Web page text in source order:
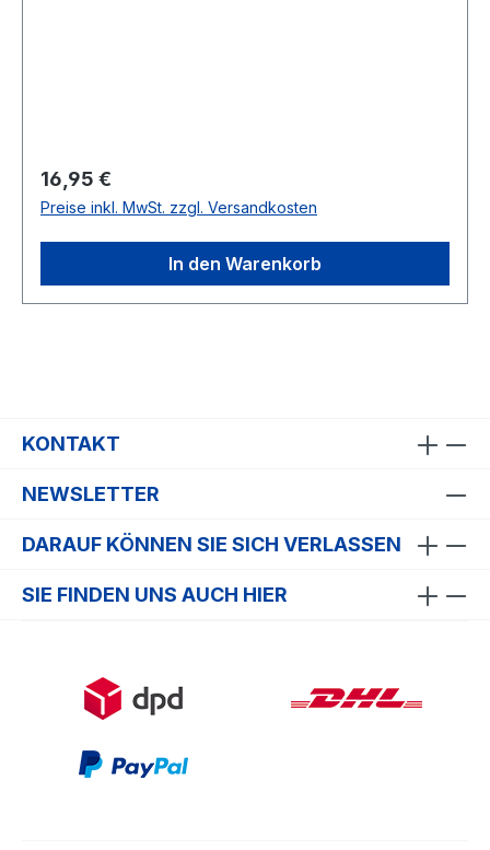
Regulärer Preis:
16,95 €
Preise inkl. MwSt. zzgl. Versandkosten
In den Warenkorb
KONTAKT
NEWSLETTER
DARAUF KÖNNEN SIE SICH VERLASSEN
SIE FINDEN UNS AUCH HIER